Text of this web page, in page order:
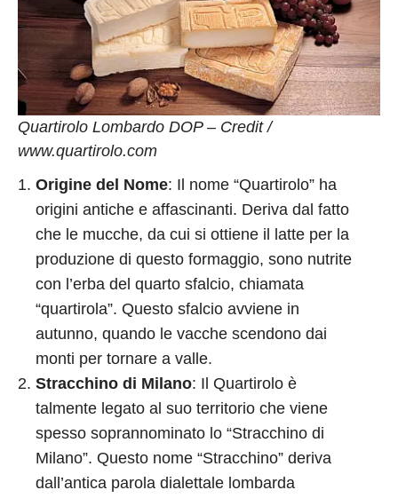
Quartirolo Lombardo DOP – Credit /
www.quartirolo.com
Origine del Nome: Il nome “Quartirolo” ha
origini antiche e affascinanti. Deriva dal fatto
che le mucche, da cui si ottiene il latte per la
produzione di questo formaggio, sono nutrite
con l’erba del quarto sfalcio, chiamata
“quartirola”. Questo sfalcio avviene in
autunno, quando le vacche scendono dai
monti per tornare a valle.
Stracchino di Milano: Il Quartirolo è
talmente legato al suo territorio che viene
spesso soprannominato lo “Stracchino di
Milano”. Questo nome “Stracchino” deriva
dall’antica parola dialettale lombarda